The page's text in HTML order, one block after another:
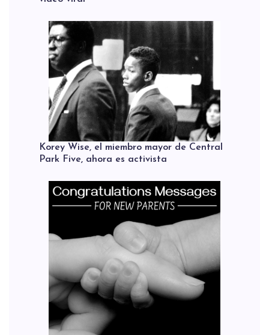
Korey Wise, el miembro mayor de Central
Park Five, ahora es activista